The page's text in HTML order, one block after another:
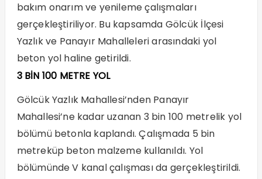
bakım onarım ve yenileme çalışmaları
gerçekleştiriliyor. Bu kapsamda Gölcük İlçesi
Yazlık ve Panayır Mahalleleri arasındaki yol
beton yol haline getirildi.
3 BİN 100 METRE YOL
Gölcük Yazlık Mahallesi’nden Panayır
Mahallesi’ne kadar uzanan 3 bin 100 metrelik yol
bölümü betonla kaplandı. Çalışmada 5 bin
metreküp beton malzeme kullanıldı. Yol
bölümünde V kanal çalışması da gerçekleştirildi.